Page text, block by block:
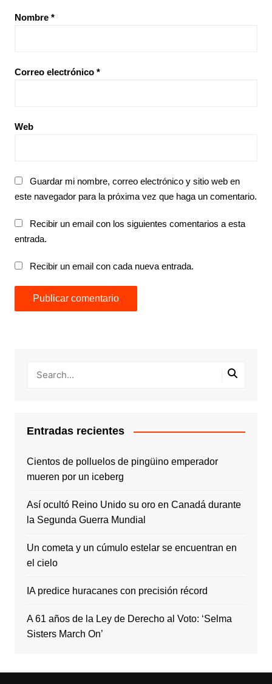
Nombre *
Correo electrónico *
Web
Guardar mi nombre, correo electrónico y sitio web en
este navegador para la próxima vez que haga un comentario.
Recibir un email con los siguientes comentarios a esta
entrada.
Recibir un email con cada nueva entrada.
Entradas recientes
Cientos de polluelos de pingüino emperador
mueren por un iceberg
Así ocultó Reino Unido su oro en Canadá durante
la Segunda Guerra Mundial
Un cometa y un cúmulo estelar se encuentran en
el cielo
IA predice huracanes con precisión récord
A 61 años de la Ley de Derecho al Voto: ‘Selma
Sisters March On’